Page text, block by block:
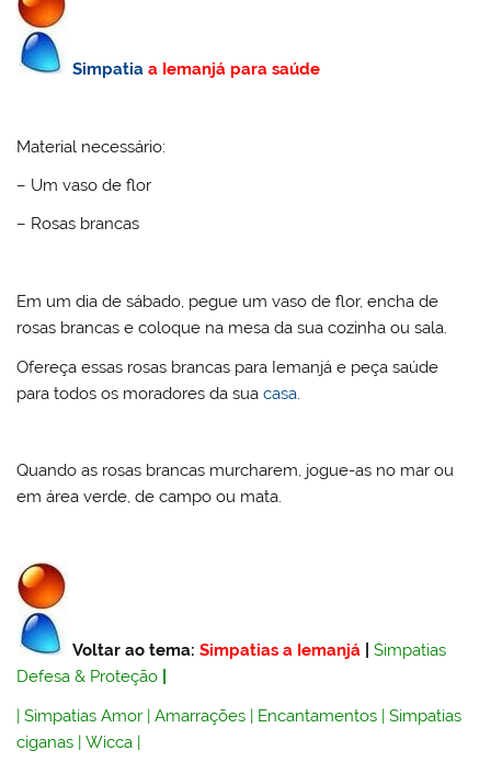
Simpatia a Iemanjá para saúde
Material necessário:
– Um vaso de flor
– Rosas brancas
Em um dia de sábado, pegue um vaso de flor, encha de
rosas brancas e coloque na mesa da sua cozinha ou sala.
Ofereça essas rosas brancas para Iemanjá e peça saúde
para todos os moradores da suacasa.
Quando as rosas brancas murcharem, jogue-as no mar ou
em área verde, de campo ou mata.
Voltar ao tema:Simpatias a Iemanjá |Simpatias
Defesa & Proteção
|Simpatias Amor |Amarrações | Encantamentos |Simpatias
ciganas |Wicca |